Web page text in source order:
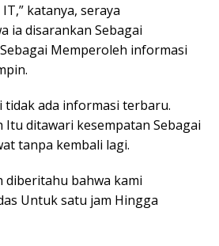
katanya, seraya
ia disarankan Sebagai
Memperoleh informasi
tidak ada informasi terbaru.
Itu ditawari kesempatan Sebagai
tanpa kembali lagi.
diberitahu bahwa kami
Untuk satu jam Hingga